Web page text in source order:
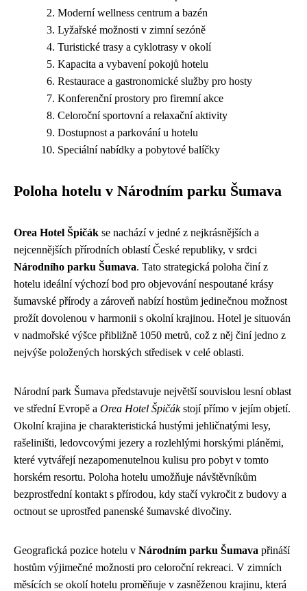
Moderní wellness centrum a bazén
Lyžařské možnosti v zimní sezóně
Turistické trasy a cyklotrasy v okolí
Kapacita a vybavení pokojů hotelu
Restaurace a gastronomické služby pro hosty
Konferenční prostory pro firemní akce
Celoroční sportovní a relaxační aktivity
Dostupnost a parkování u hotelu
Speciální nabídky a pobytové balíčky
Poloha hotelu v Národním parku Šumava
Orea Hotel Špičák se nachází v jedné z nejkrásnějších a
nejcennějších přírodních oblastí České republiky, v srdci
Národního parku Šumava. Tato strategická poloha činí z
hotelu ideální výchozí bod pro objevování nespoutané krásy
šumavské přírody a zároveň nabízí hostům jedinečnou možnost
prožít dovolenou v harmonii s okolní krajinou. Hotel je situován
v nadmořské výšce přibližně 1050 metrů, což z něj činí jedno z
nejvýše položených horských středisek v celé oblasti.
Národní park Šumava představuje největší souvislou lesní oblast
ve střední Evropě a Orea Hotel Špičákstojí přímo v jejím objetí.
Okolní krajina je charakteristická hustými jehličnatými lesy,
rašeliništi, ledovcovými jezery a rozlehlými horskými pláněmi,
které vytvářejí nezapomenutelnou kulisu pro pobyt v tomto
horském resortu. Poloha hotelu umožňuje návštěvníkům
bezprostřední kontakt s přírodou, kdy stačí vykročit z budovy a
octnout se uprostřed panenské šumavské divočiny.
Geografická pozice hotelu v Národním parku Šumava přináší
hostům výjimečné možnosti pro celoroční rekreaci. V zimních
měsících se okolí hotelu proměňuje v zasněženou krajinu, která